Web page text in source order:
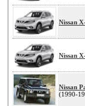
Nissan
Nissan
Nissan
(1990-